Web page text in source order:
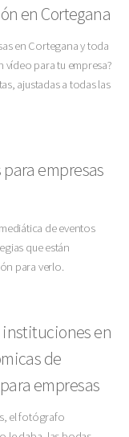
en Cortegana
en Cortegana y toda
para tu empresa?
ajustadas a todas las
empresas
de eventos
que están
para verlo.
instituciones en
de
empresas
el fotógrafo